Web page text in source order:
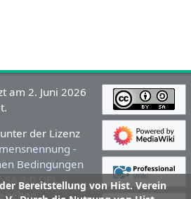
Bereitstellung von Hist. Verein
am 2. Juni 2026
der Lizenz
-
Bedingungen
SA 3.0 DE)